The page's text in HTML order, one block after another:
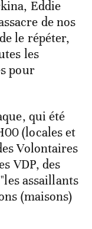
Eddie
de nos
le répéter,
les
pour
qui été
(locales et
Volontaires
VDP, des
assaillants
(maisons)